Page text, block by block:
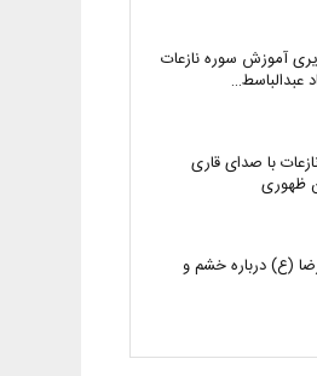
آموزش سوره نازعات
عبدالباسط…
با صدای قاری
ظهوری
(ع) درباره خشم و